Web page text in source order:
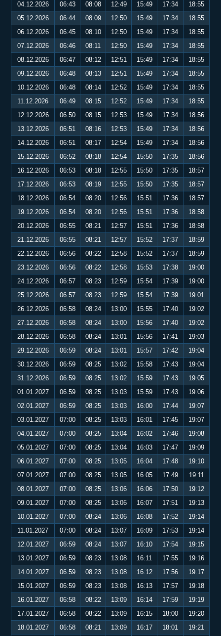
04.12.2026 06:43 08:08 12:49 15:49 17:34
18:55
05.12.2026
06:44 08:09 12:50 15:49 17:34
18:55
06.12.2026
06:45 08:10 12:50 15:49 17:34
18:55
07.12.2026
06:46 08:11 12:50 15:49 17:34
18:55
08.12.2026
06:47 08:12 12:51 15:49 17:34
18:55
09.12.2026
06:48 08:13 12:51 15:49 17:34
18:55
10.12.2026
06:48 08:14 12:52 15:49 17:34
18:55
11.12.2026
06:49 08:15 12:52 15:49 17:34
18:55
12.12.2026
06:50 08:15 12:53 15:49 17:34
18:56
13.12.2026
06:51 08:16 12:53 15:49 17:34
18:56
14.12.2026
06:51 08:17 12:54 15:49 17:34
18:56
15.12.2026
06:52 08:18 12:54 15:50 17:35
18:56
16.12.2026
06:53 08:18 12:55 15:50 17:35
18:57
17.12.2026
06:53 08:19 12:55 15:50 17:35
18:57
18.12.2026
06:54 08:20 12:56 15:51 17:36
18:57
19.12.2026
06:54 08:20 12:56 15:51 17:36
18:58
20.12.2026
06:55 08:21 12:57 15:51 17:36
18:58
21.12.2026
06:55 08:21 12:57 15:52 17:37
18:59
22.12.2026
06:56 08:22 12:58 15:52 17:37
18:59
23.12.2026
06:56 08:22 12:58 15:53 17:38
19:00
24.12.2026
06:57 08:23 12:59 15:54 17:39
19:00
25.12.2026
06:57 08:23 12:59 15:54 17:39
19:01
26.12.2026
06:58 08:24 13:00 15:55 17:40
19:02
27.12.2026
06:58 08:24 13:00 15:56 17:40
19:02
28.12.2026
06:58 08:24 13:01 15:56 17:41
19:03
29.12.2026
06:59 08:24 13:01 15:57 17:42
19:04
30.12.2026
06:59 08:25 13:02 15:58 17:43
19:04
31.12.2026
06:59 08:25 13:02 15:59 17:43
19:05
01.01.2027
06:59 08:25 13:03 15:59 17:43
19:06
02.01.2027
06:59 08:25 13:03 16:00 17:44
19:07
03.01.2027
07:00 08:25 13:03 16:01 17:45
19:07
04.01.2027
07:00 08:25 13:04 16:02 17:46
19:08
05.01.2027
07:00 08:25 13:04 16:03 17:47
19:09
06.01.2027
07:00 08:25 13:05 16:04 17:48
19:10
07.01.2027
07:00 08:25 13:05 16:05 17:49
19:11
08.01.2027
07:00 08:25 13:06 16:06 17:50
19:12
09.01.2027
07:00 08:25 13:06 16:07 17:51
19:13
10.01.2027
07:00 08:24 13:06 16:08 17:52
19:14
11.01.2027
07:00 08:24 13:07 16:09 17:53
19:14
12.01.2027
06:59 08:24 13:07 16:10 17:54
19:15
13.01.2027
06:59 08:23 13:08 16:11 17:55
19:16
14.01.2027
06:59 08:23 13:08 16:12 17:56
19:17
15.01.2027
06:59 08:23 13:08 16:13 17:57
19:18
16.01.2027
06:58 08:22 13:09 16:14 17:59
19:19
17.01.2027
06:58 08:22 13:09 16:15 18:00
19:20
18.01.2027
06:58 08:21 13:09 16:17 18:01
19:21